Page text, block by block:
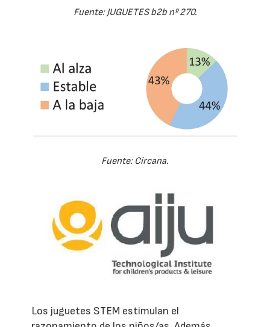
Fuente: JUGUETES b2b nº 270.
Fuente: Circana.
Los juguetes STEM estimulan el